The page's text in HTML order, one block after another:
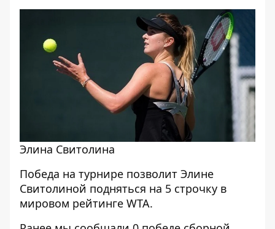
Элина Свитолина
Победа на турнире позволит Элине
Свитолиной подняться на 5 строчку в
мировом рейтинге WTA.